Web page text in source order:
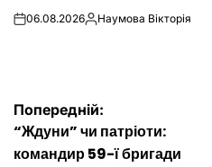
on06.08.2026Опубліковано
Наумова Вікторія
Навігація
Попередній:
“Ждуни” чи патріоти:
командир 59-ї бригади